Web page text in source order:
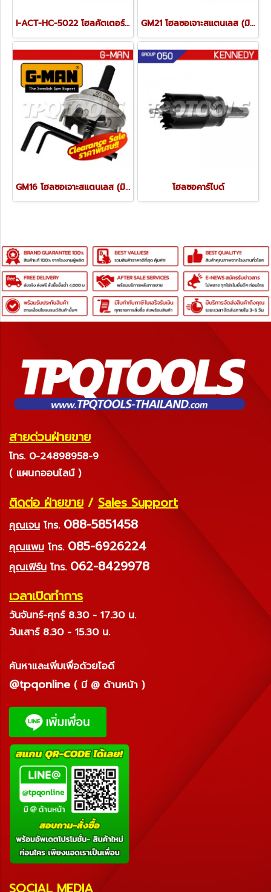
I-ACT-HC-5022 โฮลคัตเตอร์ทั่งเสตนคาร์ไบท์ เจาะลึก 50 มม. รุ่น ONE TOUCH GM21 โฮลซอเจาะสแตนเลส (มิล) G-MAN
GM16 โฮลซอเจาะสแตนเลส (มิล) G-MAN โฮลซอคาร์ไบด์
สายด่วนฝ่ายขาย
โทร. 0-24898958-9
( แผนกออนไลน์ )
ติดต่อ ฝ่ายขาย / Sales Support
คุณเจน โทร. 088-5851458
คุณแพม โทร. 085-6926224
คุณเฟิร์น โทร. 062-8429978
เวลาเปิดทำการ
วันจันทร์-ศุกร์ 8.30 - 17.30 น.
วันเสาร์ 8.30 - 15.30 น.
ค้นหาและเพิ่มเพื่อด้วยไอดี
@tpqonline ( มี @ ด้านหน้า )
SOCIAL MEDIA